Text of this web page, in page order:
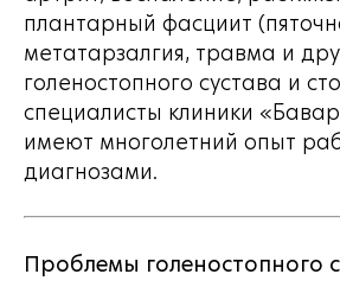
плантарный фасциит
метатарзалгия, травма и
голеностопного сустава и
специалисты клиники
имеют многолетний опыт
диагнозами.
Проблемы голеностопного